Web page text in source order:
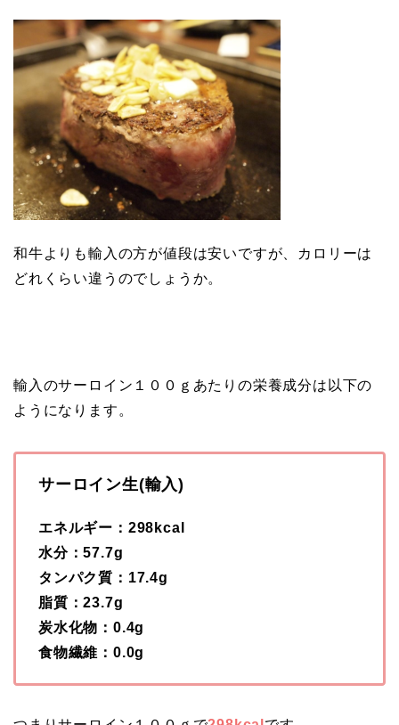
和牛よりも輸入の方が値段は安いですが、カロリーは
どれくらい違うのでしょうか。
輸入のサーロイン１００ｇあたりの栄養成分は以下の
ようになります。
サーロイン生(輸入)
エネルギー：298kcal
水分：57.7g
タンパク質：17.4g
脂質：23.7g
炭水化物：0.4g
食物繊維：0.0g